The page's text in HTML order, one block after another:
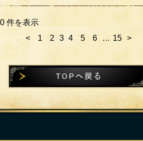
件を表示
<
1 2 3 4 5 6 … 15 >